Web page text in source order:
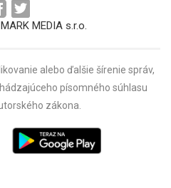
MEDIA s.r.o.
alebo ďalšie šírenie správ,
písomného súhlasu
zákona.